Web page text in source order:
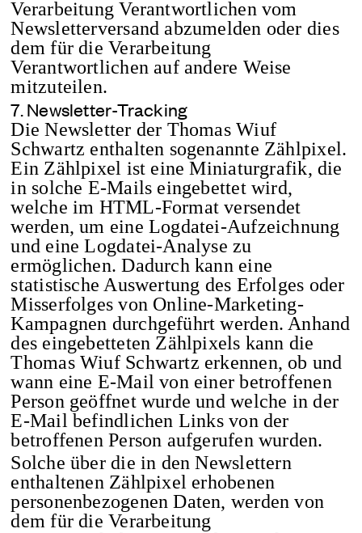
Verarbeitung Verantwortlichen vom
Newsletterversand abzumelden oder dies
dem für die Verarbeitung
Verantwortlichen auf andere Weise
mitzuteilen.
7. Newsletter-Tracking
Die Newsletter der Thomas Wiuf
Schwartz enthalten sogenannte Zählpixel.
Ein Zählpixel ist eine Miniaturgrafik, die
in solche E-Mails eingebettet wird,
welche im HTML-Format versendet
werden, um eine Logdatei-Aufzeichnung
und eine Logdatei-Analyse zu
ermöglichen. Dadurch kann eine
statistische Auswertung des Erfolges oder
Misserfolges von Online-Marketing-
Kampagnen durchgeführt werden. Anhand
des eingebetteten Zählpixels kann die
Thomas Wiuf Schwartz erkennen, ob und
wann eine E-Mail von einer betroffenen
Person geöffnet wurde und welche in der
E-Mail befindlichen Links von der
betroffenen Person aufgerufen wurden.
Solche über die in den Newslettern
enthaltenen Zählpixel erhobenen
personenbezogenen Daten, werden von
dem für die Verarbeitung